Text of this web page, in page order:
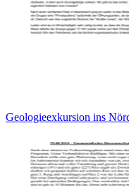
Geologieexkursion ins